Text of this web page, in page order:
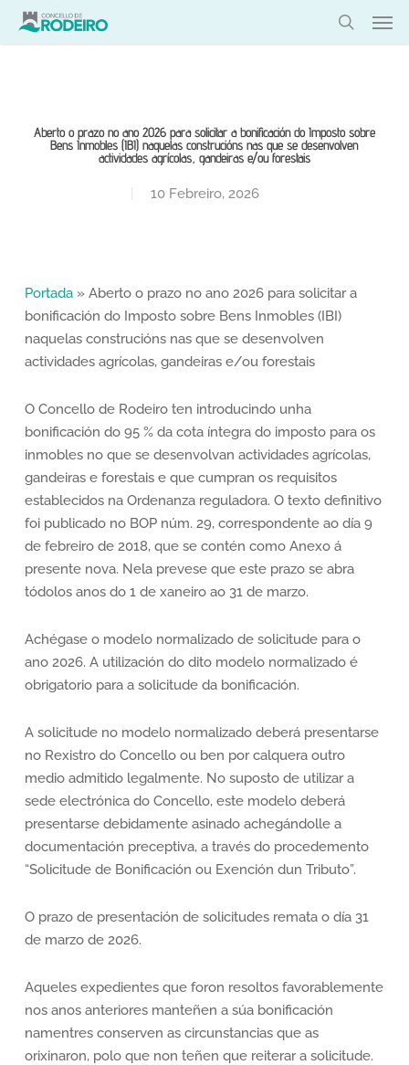
Skip
Aberto o prazo no ano 2026 para solicitar a bonificación do Imposto sobre
Bens Inmobles (IBI) naquelas construcións nas que se desenvolven
actividades agrícolas, gandeiras e/ou forestais
10 Febreiro, 2026
Portada» Aberto o prazo no ano 2026 para solicitar a
bonificación do Imposto sobre Bens Inmobles (IBI)
naquelas construcións nas que se desenvolven
actividades agrícolas, gandeiras e/ou forestais
O Concello de Rodeiro ten introducindo unha
bonificación do 95 % da cota íntegra do imposto para os
inmobles no que se desenvolvan actividades agrícolas,
gandeiras e forestais e que cumpran os requisitos
establecidos na Ordenanza reguladora. O texto definitivo
foi publicado no BOP núm. 29, correspondente ao día 9
de febreiro de 2018, que se contén como Anexo á
presente nova. Nela prevese que este prazo se abra
tódolos anos do 1 de xaneiro ao 31 de marzo.
Achégase o modelo normalizado de solicitude para o
ano 2026. A utilización do dito modelo normalizado é
obrigatorio para a solicitude da bonificación.
A solicitude no modelo normalizado deberá presentarse
no Rexistro do Concello ou ben por calquera outro
medio admitido legalmente. No suposto de utilizar a
sede electrónica do Concello, este modelo deberá
presentarse debidamente asinado achegándolle a
documentación preceptiva, a través do procedemento
“Solicitude de Bonificación ou Exención dun Tributo”.
O prazo de presentación de solicitudes remata o día 31
de marzo de 2026.
Aqueles expedientes que foron resoltos favorablemente
nos anos anteriores manteñen a súa bonificación
namentres conserven as circunstancias que as
orixinaron, polo que non teñen que reiterar a solicitude.